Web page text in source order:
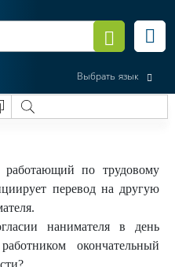
Выбрать язык
работающий по трудовому
перевод на другую
нанимателя в день
окончательный